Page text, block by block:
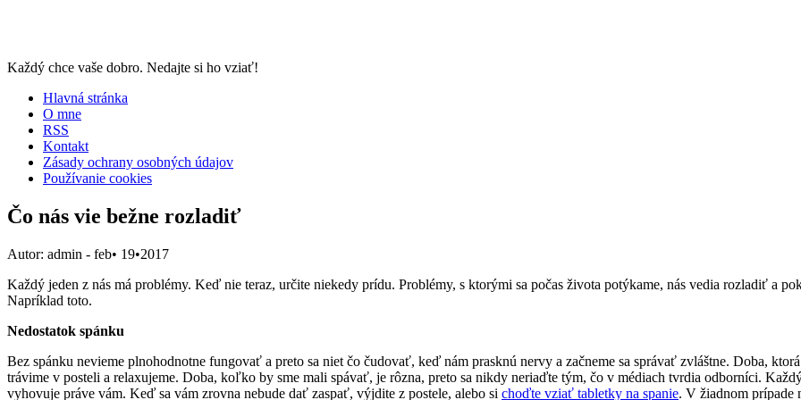
Každý chce vaše dobro. Nedajte si ho vziať!
Hlavná stránka
O mne
RSS
Kontakt
Zásady ochrany osobných údajov
Používanie cookies
Čo nás vie bežne rozladiť
Autor: admin - feb• 19•2017
Každý jeden z nás má problémy. Keď nie teraz, určite niekedy prídu. Problémy, s ktorými sa počas života potýkame, nás vedia rozladiť a
Napríklad toto.
Nedostatok spánku
Bez spánku nevieme plnohodnotne fungovať a preto sa niet čo čudovať, keď nám prasknú nervy a začneme sa správať zvláštne. Doba,
trávime v posteli a relaxujeme. Doba, koľko by sme mali spávať, je rôzna, preto sa nikdy neriaďte tým, čo v médiach tvrdia odborníci.
vyhovuje práve vám. Keď sa vám zrovna nebude dať zaspať, výjdite z postele, alebo si choďte vziať tabletky na spanie. V žiadnom prípade